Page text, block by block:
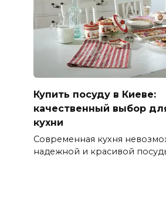
Купить посуду в Киеве:
качественный выбор
кухни
Современная кухня
надежной и красивой